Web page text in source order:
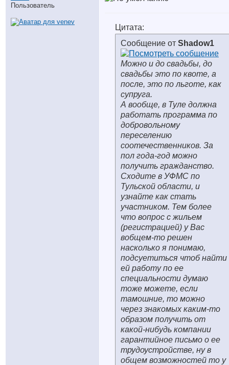
Пользователь
Цитата:
Сообщение от Shadow1
Можно и до свадьбы, до
свадьбы это по квоте, а
после, это по льготе, как
супруга.
А вообще, в Туле должна
работать программа по
добровольному
переселению
соотечественников. За
пол года-год можно
получить гражданство.
Сходите в УФМС по
Тульской области, и
узнайте как стать
участником. Тем более
что вопрос с жильем
(регистрацией) у Вас
вобщем-то решен
насколько я понимаю,
подсуетиться чтоб найти
ей работу по ее
специальности думаю
тоже можете, если
тамошние, то можно
через знакомых каким-то
образом получить от
какой-нибудь компании
гарантийное письмо о ее
трудоустройстве, ну в
общем возможностей то у